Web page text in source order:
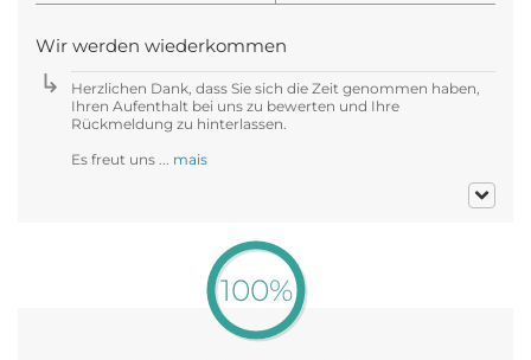
Wir werden wiederkommen
Herzlichen Dank, dass Sie sich die Zeit genommen haben,
Ihren Aufenthalt bei uns zu bewerten und Ihre
Rückmeldung zu hinterlassen.
Es freut uns ... mais
100%